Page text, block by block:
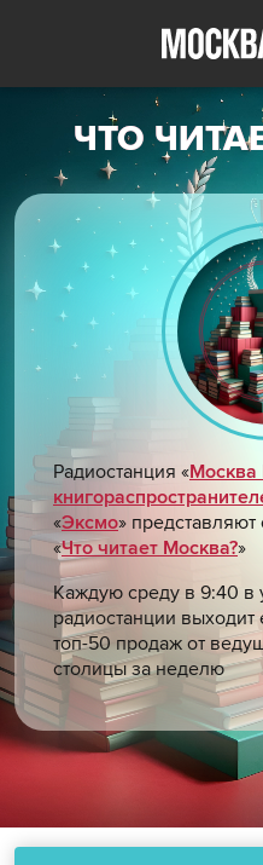
ЧТО
Радиостанция «Москва
«Эксмо»
«Что читает Москва?»
Каждую среду в 9:40 в
радиостанции
топ-50 продаж от
столицы за неделю